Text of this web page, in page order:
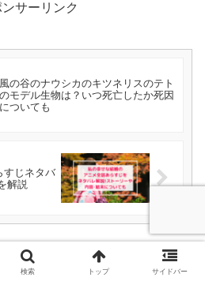
ンサーリンク
風の谷のナウシカのキツネリスのテト
のモデル生物は？いつ死亡したか死因
についても
すじネタバ
解説
検索 トップ サイドバー